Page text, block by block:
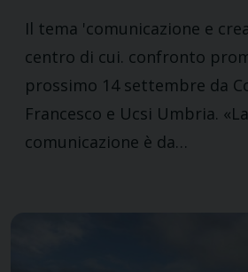
Il tema 'comunicazione e
centro di cui. confronto
prossimo 14 settembre da
Francesco e Ucsi Umbria.
comunicazione è da…